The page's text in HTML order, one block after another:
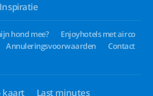
Inspiratie
hond mee?
Enjoyhotels met airco
Annuleringsvoorwaarden
Contact
kaart
Last minutes